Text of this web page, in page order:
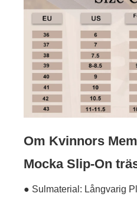
Om Kvinnors
Mocka Slip-On
● Sulmaterial: Långvarig